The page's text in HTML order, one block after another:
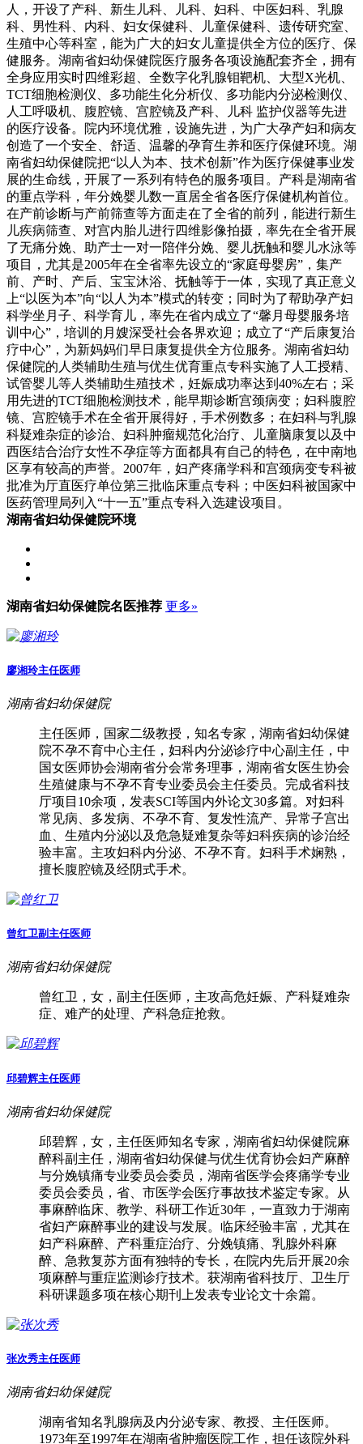
人，开设了产科、新生儿科、儿科、妇科、中医妇科、乳腺
科、男性科、内科、妇女保健科、儿童保健科、遗传研究室、
生殖中心等科室，能为广大的妇女儿童提供全方位的医疗、保
健服务。湖南省妇幼保健院医疗服务各项设施配套齐全，拥有
全身应用实时四维彩超、全数字化乳腺钼靶机、大型X光机、
TCT细胞检测仪、多功能生化分析仪、多功能内分泌检测仪、
人工呼吸机、腹腔镜、宫腔镜及产科、儿科 监护仪器等先进
的医疗设备。院内环境优雅，设施先进，为广大孕产妇和病友
创造了一个安全、舒适、温馨的孕育生养和医疗保健环境。湖
南省妇幼保健院把“以人为本、技术创新”作为医疗保健事业发
展的生命线，开展了一系列有特色的服务项目。产科是湖南省
的重点学科，年分娩婴儿数一直居全省各医疗保健机构首位。
在产前诊断与产前筛查等方面走在了全省的前列，能进行新生
儿疾病筛查、对宫内胎儿进行四维影像拍摄，率先在全省开展
了无痛分娩、助产士一对一陪伴分娩、婴儿抚触和婴儿水泳等
项目，尤其是2005年在全省率先设立的“家庭母婴房”，集产
前、产时、产后、宝宝沐浴、抚触等于一体，实现了真正意义
上“以医为本”向“以人为本”模式的转变；同时为了帮助孕产妇
科学坐月子、科学育儿，率先在省内成立了“馨月母婴服务培
训中心”，培训的月嫂深受社会各界欢迎；成立了“产后康复治
疗中心”，为新妈妈们早日康复提供全方位服务。湖南省妇幼
保健院的人类辅助生殖与优生优育重点专科实施了人工授精、
试管婴儿等人类辅助生殖技术，妊娠成功率达到40%左右；采
用先进的TCT细胞检测技术，能早期诊断宫颈病变；妇科腹腔
镜、宫腔镜手术在全省开展得好，手术例数多；在妇科与乳腺
科疑难杂症的诊治、妇科肿瘤规范化治疗、儿童脑康复以及中
西医结合治疗女性不孕症等方面都具有自己的特色，在中南地
区享有较高的声誉。2007年，妇产疼痛学科和宫颈病变专科被
批准为厅直医疗单位第三批临床重点专科；中医妇科被国家中
医药管理局列入“十一五”重点专科入选建设项目。
湖南省妇幼保健院环境
湖南省妇幼保健院名医推荐 更多»
廖湘玲主任医师
湖南省妇幼保健院
主任医师，国家二级教授，知名专家，湖南省妇幼保健
院不孕不育中心主任，妇科内分泌诊疗中心副主任，中
国女医师协会湖南省分会常务理事，湖南省女医生协会
生殖健康与不孕不育专业委员会主任委员。完成省科技
厅项目10余项，发表SCI等国内外论文30多篇。对妇科
常见病、多发病、不孕不育、复发性流产、异常子宫出
血、生殖内分泌以及危急疑难复杂等妇科疾病的诊治经
验丰富。主攻妇科内分泌、不孕不育。妇科手术娴熟，
擅长腹腔镜及经阴式手术。
曾红卫副主任医师
湖南省妇幼保健院
曾红卫，女，副主任医师，主攻高危妊娠、产科疑难杂
症、难产的处理、产科急症抢救。
邱碧辉主任医师
湖南省妇幼保健院
邱碧辉，女，主任医师知名专家，湖南省妇幼保健院麻
醉科副主任，湖南省妇幼保健与优生优育协会妇产麻醉
与分娩镇痛专业委员会委员，湖南省医学会疼痛学专业
委员会委员，省、市医学会医疗事故技术鉴定专家。从
事麻醉临床、教学、科研工作近30年，一直致力于湖南
省妇产麻醉事业的建设与发展。临床经验丰富，尤其在
妇产科麻醉、产科重症治疗、分娩镇痛、乳腺外科麻
醉、急救复苏方面有独特的专长，在院内先后开展20余
项麻醉与重症监测诊疗技术。获湖南省科技厅、卫生厅
科研课题多项在核心期刊上发表专业论文十余篇。
张次秀主任医师
湖南省妇幼保健院
湖南省知名乳腺病及内分泌专家、教授、主任医师。
1973年至1997年在湖南省肿瘤医院工作，担任该院外科